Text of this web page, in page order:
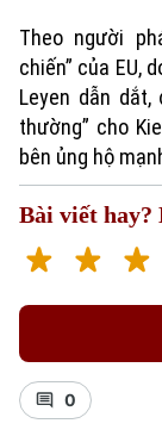
Theo người
chiến” của EU,
Leyen dẫn
thường” cho
bên ủng hộ
Bài viết hay?
0